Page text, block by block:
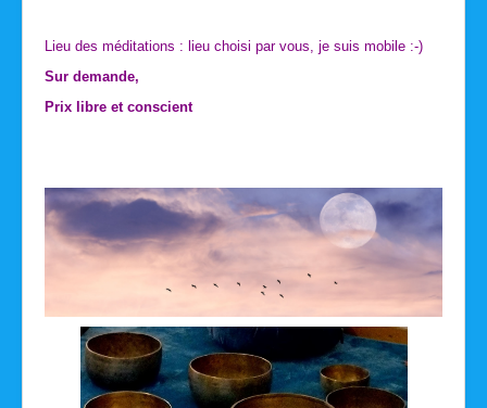
Lieu des méditations : lieu choisi par vous, je suis mobile :-)
Sur demande,
Prix libre et conscient